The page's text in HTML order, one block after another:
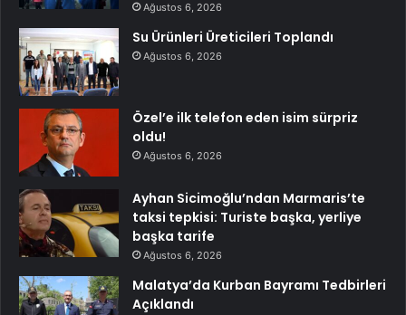
Ağustos 6, 2026
Su Ürünleri Üreticileri Toplandı
Ağustos 6, 2026
Özel’e ilk telefon eden isim sürpriz
oldu!
Ağustos 6, 2026
Ayhan Sicimoğlu’ndan Marmaris’te
taksi tepkisi: Turiste başka, yerliye
başka tarife
Ağustos 6, 2026
Malatya’da Kurban Bayramı Tedbirleri
Açıklandı